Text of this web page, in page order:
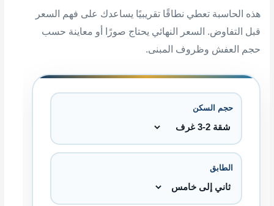
هذه الحاسبة تعطي نطاقًا تقريبيًا يساعدك على فهم السعر
قبل التفاوض. السعر النهائي يحتاج صورًا أو معاينة حسب
حجم العفش وظروف المبنى.
حجم السكن
الطابق